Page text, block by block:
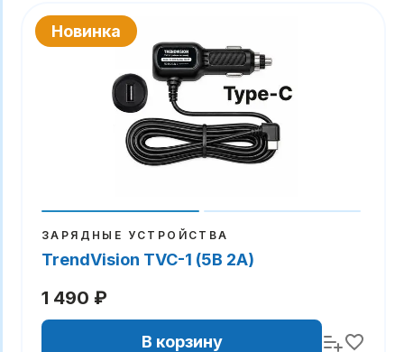
Новинка
ЗАРЯДНЫЕ УСТРОЙСТВА
TrendVision TVC-1 (5В 2А)
1 490 ₽
В корзину